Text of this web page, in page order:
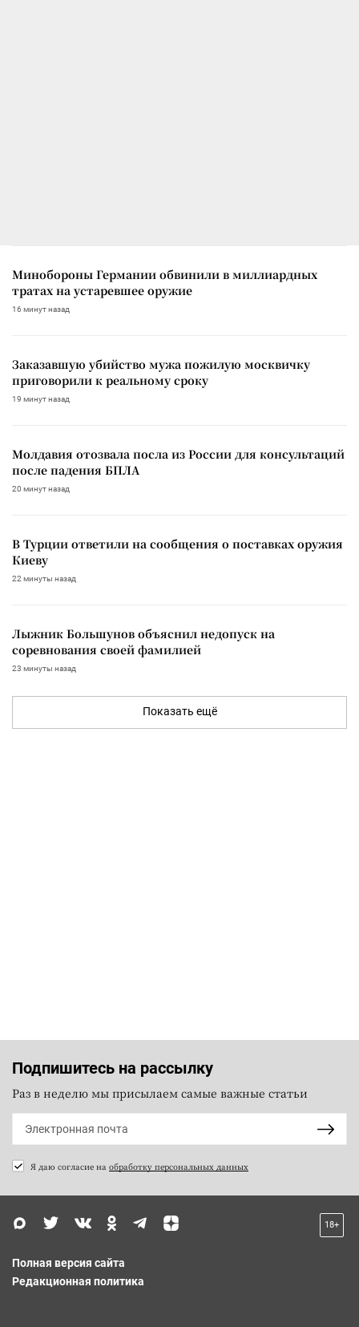
Минобороны Германии обвинили в миллиардных
тратах на устаревшее оружие
16 минут назад
Заказавшую убийство мужа пожилую москвичку
приговорили к реальному сроку
19 минут назад
Молдавия отозвала посла из России для консультаций
после падения БПЛА
20 минут назад
В Турции ответили на сообщения о поставках оружия
Киеву
22 минуты назад
Лыжник Большунов объяснил недопуск на
соревнования своей фамилией
23 минуты назад
Показать ещё
Подпишитесь на рассылку
Раз в неделю мы присылаем самые важные статьи
Я даю согласие на обработку персональных данных
18+
Полная версия сайта
Редакционная политика